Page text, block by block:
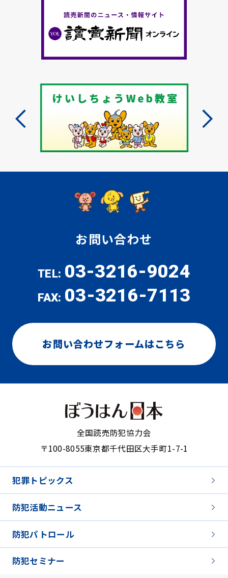
お問い合わせ
TEL: 03-3216-9024
FAX: 03-3216-7113
お問い合わせフォームはこちら
全国読売防犯協力会
〒100-8055東京都千代田区大手町1-7-1
犯罪トピックス
防犯活動ニュース
防犯パトロール
防犯セミナー